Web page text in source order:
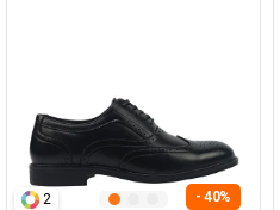
2 - 40%